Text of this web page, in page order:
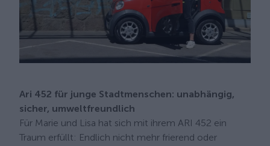
Ari 452 für junge Stadtmenschen: unabhängig,
sicher, umweltfreundlich
Für Marie und Lisa hat sich mit ihrem ARI 452 ein
Traum erfüllt: Endlich nicht mehr frierend oder